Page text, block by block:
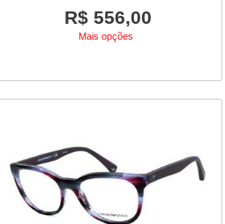
R$ 556,00
Mais opções